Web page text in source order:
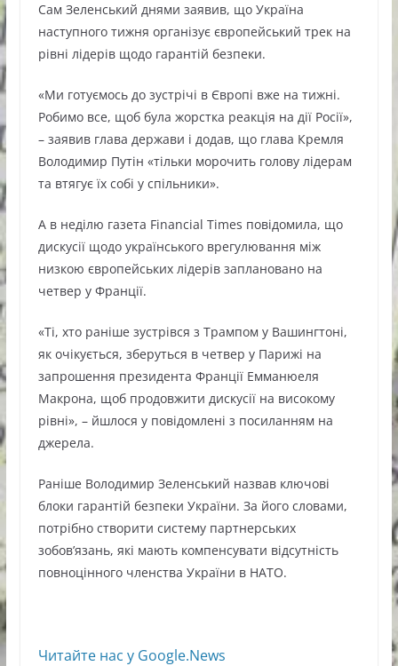
Сам Зеленський днями заявив, що Україна
наступного тижня організує європейський трек на
рівні лідерів щодо гарантій безпеки.
«Ми готуємось до зустрічі в Європі вже на тижні.
Робимо все, щоб була жорстка реакція на дії Росії»,
– заявив глава держави і додав, що глава Кремля
Володимир Путін «тільки морочить голову лідерам
та втягує їх собі у спільники».
А в неділю газета Financial Times повідомила, що
дискусії щодо українського врегулювання між
низкою європейських лідерів заплановано на
четвер у Франції.
«Ті, хто раніше зустрівся з Трампом у Вашингтоні,
як очікується, зберуться в четвер у Парижі на
запрошення президента Франції Емманюеля
Макрона, щоб продовжити дискусії на високому
рівні», – йшлося у повідомлені з посиланням на
джерела.
Раніше Володимир Зеленський назвав ключові
блоки гарантій безпеки України. За його словами,
потрібно створити систему партнерських
зобов’язань, які мають компенсувати відсутність
повноцінного членства України в НАТО.
Читайте нас у Google.News